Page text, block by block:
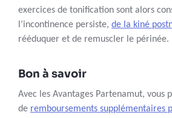
exercices de tonification sont alors
l’incontinence persiste, de la kiné
rééduquer et de remuscler le périnée.
Bon à savoir
Avec les Avantages Partenamut, vous
de remboursements supplémentaires